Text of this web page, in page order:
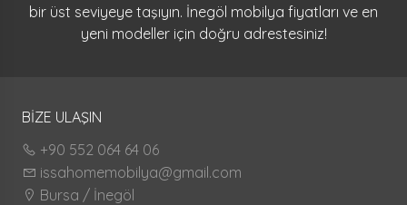
bir üst seviyeye taşıyın. İnegöl mobilya fiyatları ve en
yeni modeller için doğru adrestesiniz!
BİZE ULAŞIN
+90 552 064 64 06
issahomemobilya@gmail.com
Bursa / İnegöl